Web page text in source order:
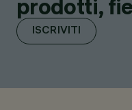
prodotti,
ISCRIVITI